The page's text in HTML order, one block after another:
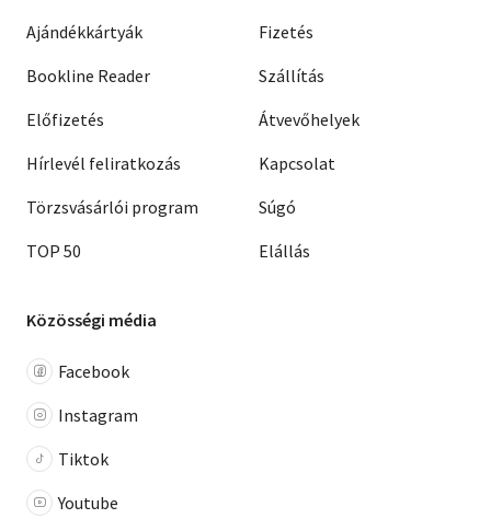
Ajándékkártyák
Bookline Reader
Előfizetés
Hírlevél feliratkozás
Törzsvásárlói program
TOP 50
Fizetés
Szállítás
Átvevőhelyek
Kapcsolat
Súgó
Elállás
Közösségi média
Facebook
Instagram
Tiktok
Youtube